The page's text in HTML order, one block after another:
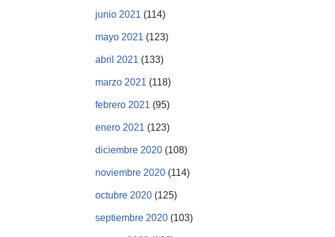
junio 2021 (114)
mayo 2021 (123)
abril 2021 (133)
marzo 2021 (118)
febrero 2021 (95)
enero 2021 (123)
diciembre 2020 (108)
noviembre 2020 (114)
octubre 2020 (125)
septiembre 2020 (103)